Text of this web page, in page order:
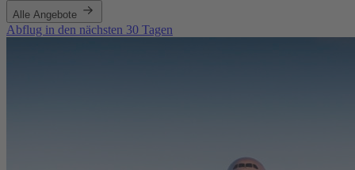
Alle Angebote
Abflug in den nächsten 30 Tagen